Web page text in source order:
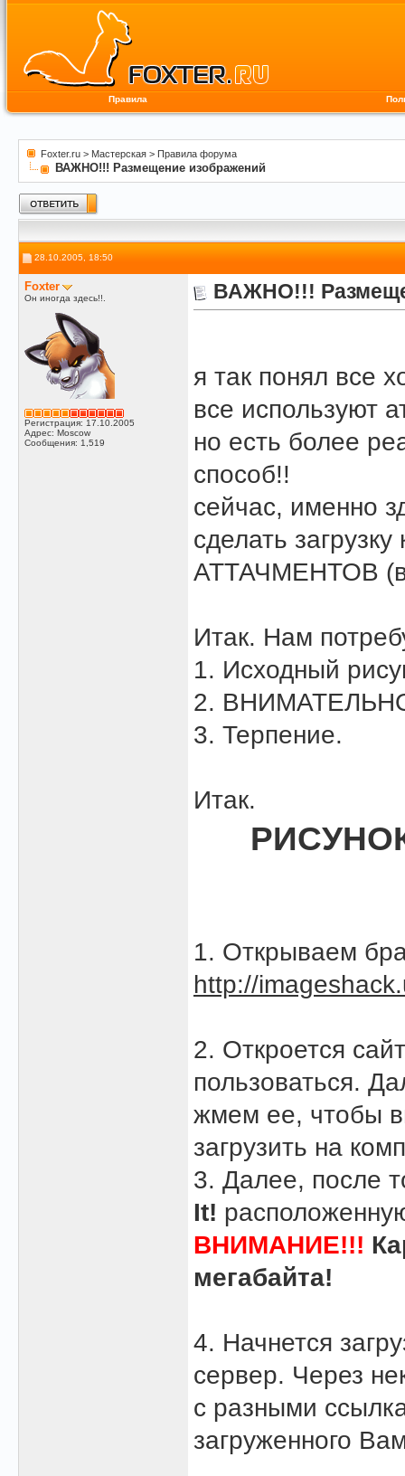
Правила
Foxter.ru > Мастерская > Правила форума
ВАЖНО!!! Размещение изображений
28.10.2005, 18:50
Foxter
Он иногда здесь!!.
Регистрация: 17.10.2005
Адрес: Moscow
Сообщения: 1,519
ВАЖНО!!!
я так понял все
все используют
но есть более
способ!!
сейчас, именно
сделать
АТТАЧМЕНТОВ
Итак. Нам
1. Исходный
2.
3. Терпение.
Итак.
1. Открываем
http://
2. Откроется
пользоваться.
жмем ее, чтобы
загрузить на
3. Далее, после
It!
ВНИМАНИЕ!!!
мегабайта!
4. Начнется
сервер. Через
с разными
загруженного